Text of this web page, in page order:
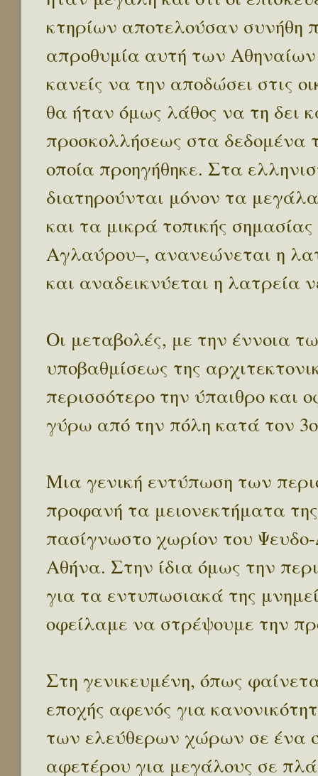
κτηρίων αποτελούσαν συνήθη
απροθυμία αυτή των Αθηναίων
κανείς να την αποδώσει στις
θα ήταν όμως λάθος να τη δει
προσκολλήσεως στα δεδομένα
οποία προηγήθηκε. Στα
διατηρούνται μόνον τα
και τα μικρά τοπικής
Αγλαύρου–, ανανεώνεται η
και αναδεικνύεται η λατρεία
Οι μεταβολές, με την έννοια
υποβαθμίσεως της
περισσότερο την ύπαιθρο και
γύρω από την πόλη κατά τον
Μια γενική εντύπωση των
προφανή τα μειονεκτήματα
πασίγνωστο χωρίον του
Αθήνα. Στην ίδια όμως την
για τα εντυπωσιακά της
οφείλαμε να στρέψουμε την
Στη γενικευμένη, όπως
εποχής αφενός για
των ελεύθερων χώρων σε ένα
αφετέρου για μεγάλους σε